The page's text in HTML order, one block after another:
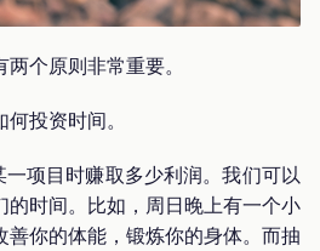
个原则非常重要。
投资时间。
项目时赚取多少利润。我们可以
的时间。比如，周日晚上有一个小
善你的体能，锻炼你的身体。而抽